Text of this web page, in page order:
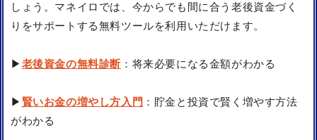
しょう。マネイロでは、今からでも間に合う老後資金づく
りをサポートする無料ツールを利用いただけます。
▶ 老後資金の無料診断 ：将来必要になる金額がわかる
▶ 賢いお金の増やし方入門 ：貯金と投資で賢く増やす方法
がわかる